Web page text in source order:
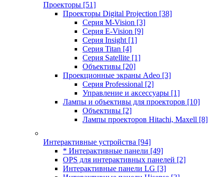
Проекторы [51]
Проекторы Digital Projection [38]
Серия M-Vision [3]
Серия E-Vision [9]
Серия Insight [1]
Серия Titan [4]
Серия Satellite [1]
Объективы [20]
Проекционные экраны Adeo [3]
Серия Professional [2]
Управление и аксессуары [1]
Лампы и объективы для проекторов [10]
Объективы [2]
Лампы проекторов Hitachi, Maxell [8]
Интерактивные устройства [94]
* Интерактивные панели [49]
OPS для интерактивных панелей [2]
Интерактивные панели LG [3]